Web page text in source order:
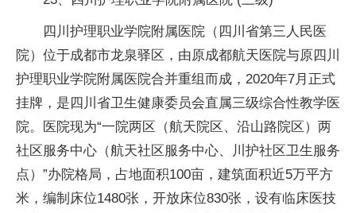
四川护理职业学院附属医院（四川省第三人民医
院）位于成都市龙泉驿区，由原成都航天医院与原四川
护理职业学院附属医院合并重组而成，2020年7月正式
挂牌，是四川省卫生健康委员会直属三级综合性教学医
院。医院现为“一院两区（航天院区、沿山路院区）两
社区服务中心（航天社区服务中心、川护社区卫生服务
点）”办院格局，占地面积100亩，建筑面积近5万平方
米，编制床位1480张，开放床位830张，设有临床医技